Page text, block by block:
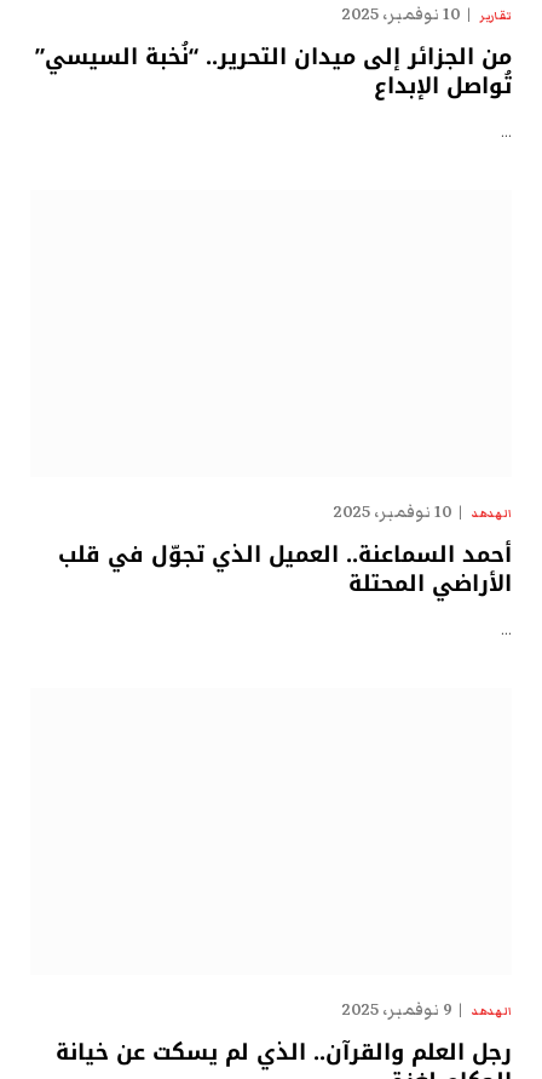
تقارير 10 نوفمبر، 2025
من الجزائر إلى ميدان التحرير.. “نُخبة السيسي”
تُواصل الإبداع
…
الهدهد 10 نوفمبر، 2025
أحمد السماعنة.. العميل الذي تجوّل في قلب
الأراضي المحتلة
…
الهدهد 9 نوفمبر، 2025
رجل العلم والقرآن.. الذي لم يسكت عن خيانة